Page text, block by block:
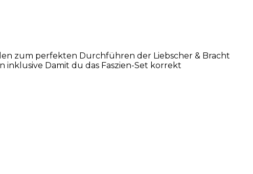
zum perfekten Durchführen der Liebscher & Bracht
inklusive Damit du das Faszien-Set korrekt